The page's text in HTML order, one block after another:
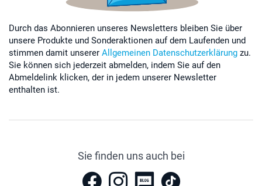
Durch das Abonnieren unseres Newsletters bleiben Sie über
unsere Produkte und Sonderaktionen auf dem Laufenden und
stimmen damit unserer Allgemeinen Datenschutzerklärung zu.
Sie können sich jederzeit abmelden, indem Sie auf den
Abmeldelink klicken, der in jedem unserer Newsletter
enthalten ist.
Sie finden uns auch bei